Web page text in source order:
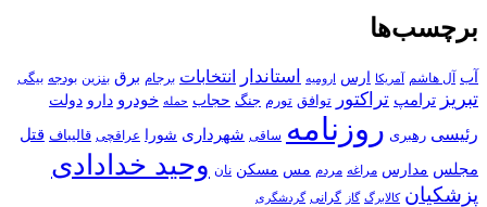
برچسب‌ها
آب آل هاشم آمریکا ارس ارومیه استاندار انتخابات برجام برق بنزین بودجه بیگی
تبریز ترامپ تراکتور توافق تورم جنگ حجاب حمله خودرو دارو دولت
رئیسی رهبری روزنامه ساقی شهرداری شورا عراقچی قالیباف قتل
مجلس مدارس مراغه مردم مس مسکن نان وحید خدادادی
پزشکیان کالابرگ گاز گرانی گردشگری